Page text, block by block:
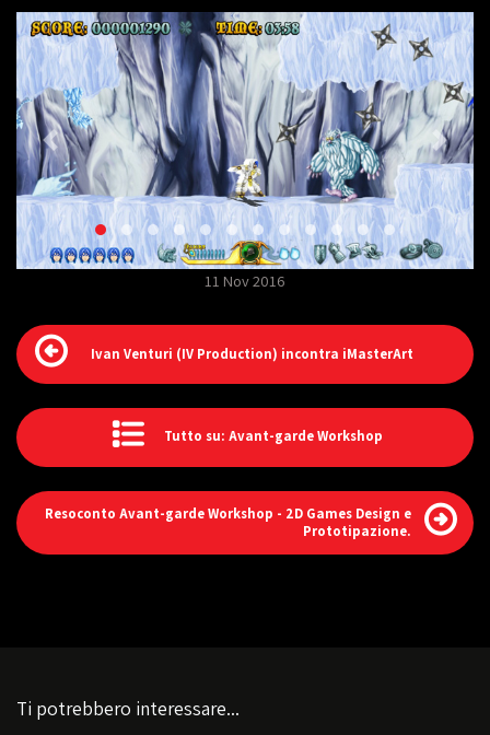
11 Nov 2016
Ivan Venturi (IV Production) incontra iMasterArt
Tutto su: Avant-garde Workshop
Resoconto Avant-garde Workshop - 2D Games Design e
Prototipazione.
Ti potrebbero interessare...